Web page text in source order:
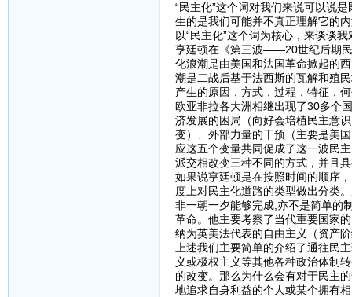
“民主化”这个词对我们来说可以说
生的是我们可能并不真正理解它的
以“民主化”这个词为核心，来谈谈
亨廷顿在《第三波——20世纪后期民
化浪潮是由美国和法国革命掀起的
潮是二战后基于法西斯的瓦解和殖
产生的原因，方式，过程，特征，
欧亚非拉各大洲相继出现了30多个
济发展的困局（向好会培植民主意
变）、外部力量的干预（主要是美
应这五个变量共同促成了这一波民
派交相改变三种不同的方式，并且
如果说亨廷顿是在按照时间的顺序
度上对民主化道路的类型做出分类
非一朝一夕能够完成,亦不是简单的
革命。他主要考察了当代重要国家
纳为英美法代表的自由主义（资产
上述我们主要简单的介绍了通往民
义或极权主义等其他各种政治体制
的改变。那么为什么会有对于民主
地追求自身利益的个人或某个拥有